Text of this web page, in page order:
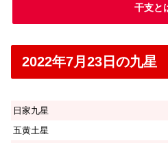
干支と
2022年7月23日の九星
日家九星
五黄土星